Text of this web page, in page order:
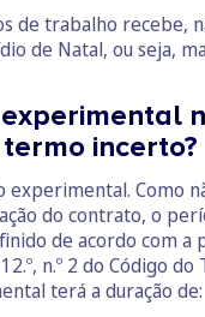
de trabalho recebe,
de Natal, ou seja,
incerto?
experimental. Como
do contrato, o
de acordo com a
n.º 2 do Código do
terá a duração de: